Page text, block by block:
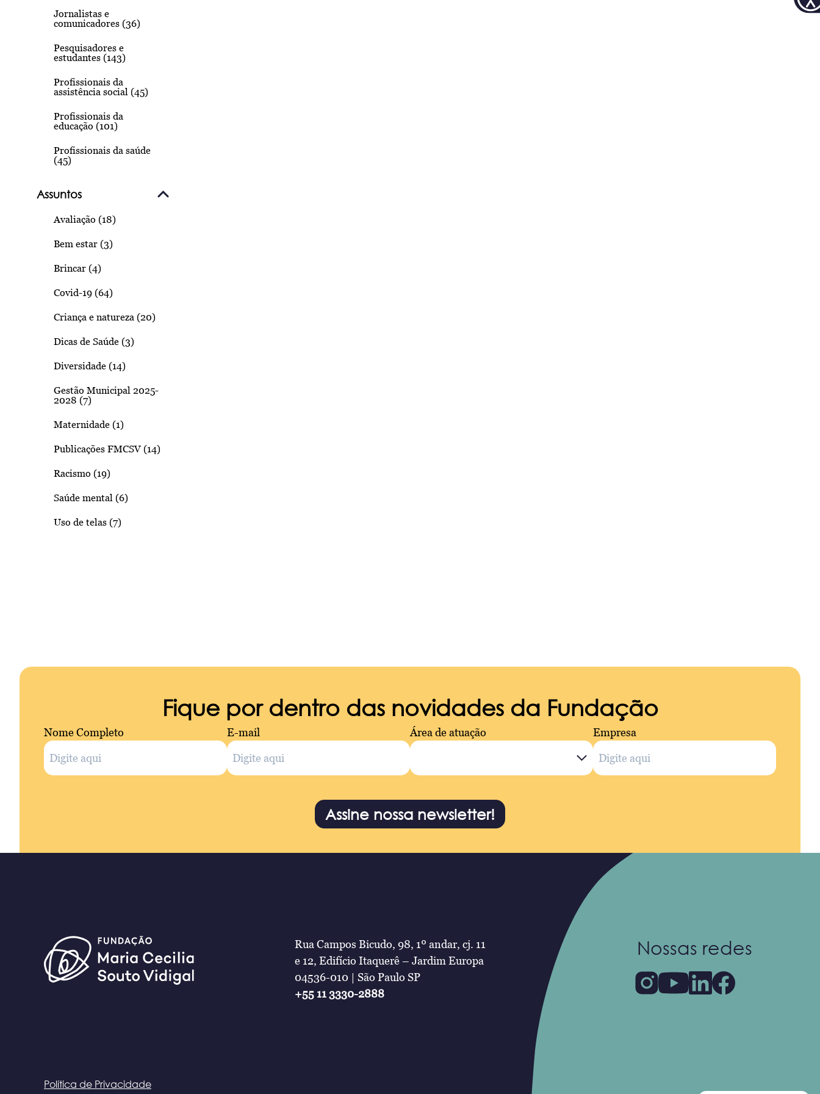
Jornalistas e
comunicadores (36)
Pesquisadores e
estudantes (143)
Profissionais da
assistência social (45)
Profissionais da
educação (101)
Profissionais da saúde
(45)
Assuntos
Avaliação (18)
Bem estar (3)
Brincar (4)
Covid-19 (64)
Criança e natureza (20)
Dicas de Saúde (3)
Diversidade (14)
Gestão Municipal 2025-
2028 (7)
Maternidade (1)
Publicações FMCSV (14)
Racismo (19)
Saúde mental (6)
Uso de telas (7)
Fique por dentro das novidades da Fundação
Nome Completo E-mail Área de atuação Empresa
Assine nossa newsletter!
Rua Campos Bicudo, 98, 1º andar, cj. 11
e 12, Edifício Itaquerê – Jardim Europa
04536-010 | São Paulo SP
+55 11 3330-2888
Nossas redes
Política de Privacidade